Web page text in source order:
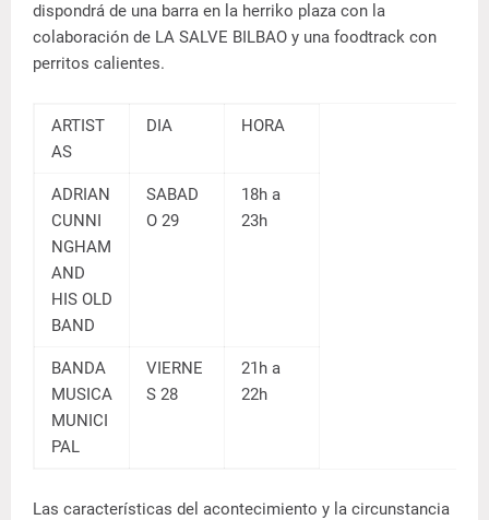
dispondrá de una barra en la herriko plaza con la
colaboración de LA SALVE BILBAO y una foodtrack con
perritos calientes.
ARTIST
AS
DIA HORA
ADRIAN
CUNNI
NGHAM
AND
HIS OLD
BAND
SABAD
O 29
18h a
23h
BANDA
MUSICA
MUNICI
PAL
VIERNE
S 28
21h a
22h
Las características del acontecimiento y la circunstancia